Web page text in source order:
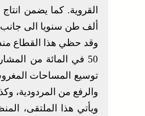
ألف طن سنويا الى جانب 26 وحدة لتصبير الزيتون.
توسيع المساحات
والرفع من المردودية،
ويأتي هذا الملتقى،